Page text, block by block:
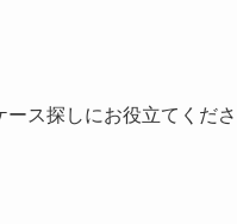
ス探しにお役立てくださ